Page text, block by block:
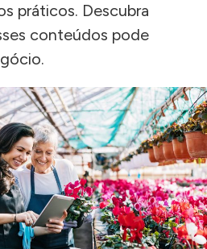
práticos. Descubra
conteúdos pode